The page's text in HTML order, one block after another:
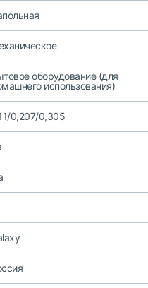
оборудование (для
использования)
0,207/0,305